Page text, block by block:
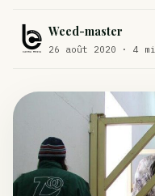
Recette : Préparation
Étude : L’extrait de
contre les maux de dos…
Un fabricant polonais
suscite une forte…
Weed-master
26 août 2020 · 4